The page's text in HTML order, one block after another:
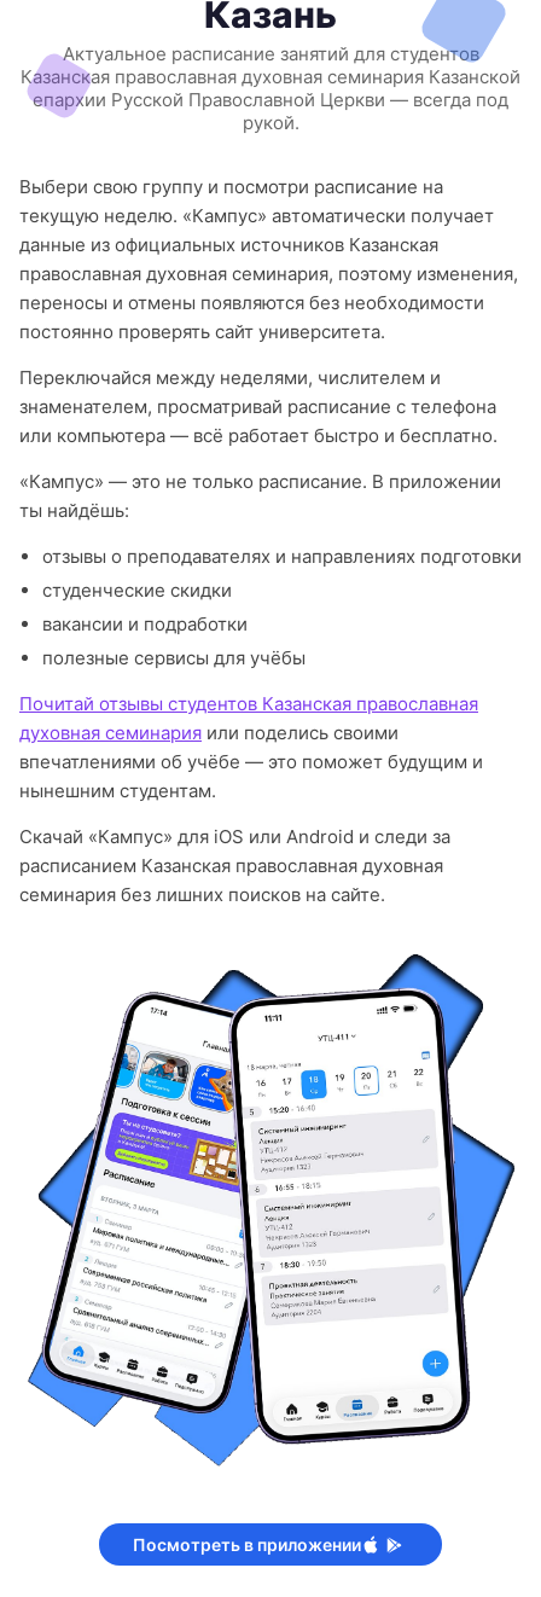
Казань
Актуальное расписание занятий для студентов
Казанская православная духовная семинария Казанской
епархии Русской Православной Церкви — всегда под
рукой.
Выбери свою группу и посмотри расписание на
текущую неделю. «Кампус» автоматически получает
данные из официальных источников Казанская
православная духовная семинария, поэтому изменения,
переносы и отмены появляются без необходимости
постоянно проверять сайт университета.
Переключайся между неделями, числителем и
знаменателем, просматривай расписание с телефона
или компьютера — всё работает быстро и бесплатно.
«Кампус» — это не только расписание. В приложении
ты найдёшь:
отзывы о преподавателях и направлениях подготовки
студенческие скидки
вакансии и подработки
полезные сервисы для учёбы
Почитай отзывы студентов Казанская православная
духовная семинария или поделись своими
впечатлениями об учёбе — это поможет будущим и
нынешним студентам.
Скачай «Кампус» для iOS или Android и следи за
расписанием Казанская православная духовная
семинария без лишних поисков на сайте.
Посмотреть в приложении